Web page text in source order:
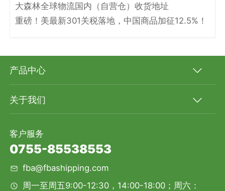
大森林全球物流国内（自营仓）收货地址
重磅！美最新301关税落地，中国商品加征12.5%！
产品中心
关于我们
客户服务
0755-85538553
fba@fbashipping.com
周一至周五9:00-12:30，14:00-18:00；周六：